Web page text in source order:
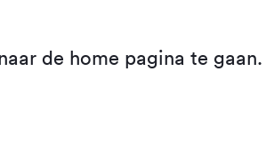
de home pagina te gaan.